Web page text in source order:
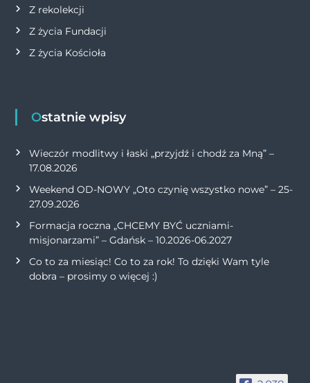
Z rekolekcji
Z życia Fundacji
Z życia Kościoła
Ostatnie wpisy
Wieczór modlitwy i łaski „przyjdź i chodź za Mną” –
17.08.2026
Weekend OD-NOWY „Oto czynię wszystko nowe” – 25-
27.09.2026
Formacja roczna „CHCEMY BYĆ uczniami-
misjonarzami” – Gdańsk – 10.2026-06.2027
Co to za miesiąc! Co to za rok! To dzięki Wam tyle
dobra – prosimy o więcej :)